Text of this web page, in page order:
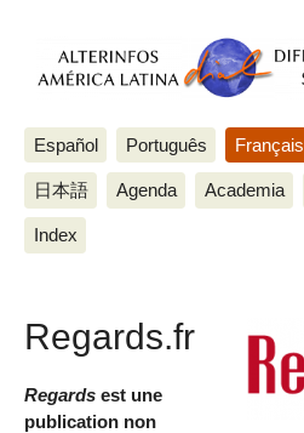
Español Português Français
日本語 Agenda Academia
Index
Regards.fr
Regards est une
publication non